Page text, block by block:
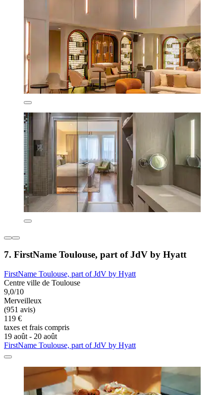
7. FirstName Toulouse, part of JdV by Hyatt
FirstName Toulouse, part of JdV by Hyatt
Centre ville de Toulouse
9,0/10
Merveilleux
(951 avis)
119 €
taxes et frais compris
19 août - 20 août
FirstName Toulouse, part of JdV by Hyatt